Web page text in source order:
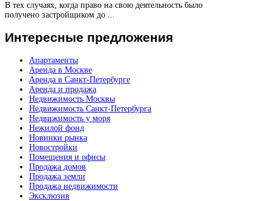
В тех случаях, когда право на свою деятельность было
получено застройщиком до ...
Интересные предложения
Апартаменты
Аренда в Москве
Аренда в Санкт-Петербурге
Аренда и продажа
Недвижимость Москвы
Недвижимость Санкт-Петербурга
Недвижимость у моря
Нежилой фонд
Новинки рынка
Новостройки
Помещения и офисы
Продажа домов
Продажа земли
Продажа недвижимости
Эксклюзив